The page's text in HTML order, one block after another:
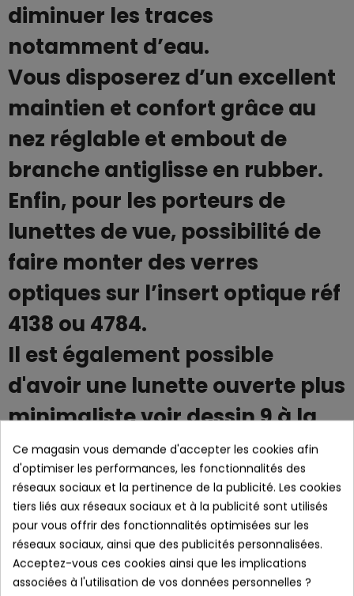
diminuer les traces
notamment d’eau.
Vous disposerez d’un excellent
maintien et confort grâce au
nez réglable et embout de
branche antiglisse en rubber.
Enfin, pour les porteurs de
lunettes de vue, possibilité de
faire monter des verres
optiques sur l’insert optique réf
4138 ou 4784.
Il est également possible
d'avoir une lunette ouverte plus
minimaliste voir dessin 9 à la
fin.
LES + PRODUITS :
- Écran cylindrique ultra couvrant.
- Écran de haute qualité 4 ventilations pour favoriser le flux d’air et
éviter la buée.
Ce magasin vous demande d'accepter les cookies afin
d'optimiser les performances, les fonctionnalités des
réseaux sociaux et la pertinence de la publicité. Les cookies
tiers liés aux réseaux sociaux et à la publicité sont utilisés
pour vous offrir des fonctionnalités optimisées sur les
réseaux sociaux, ainsi que des publicités personnalisées.
Acceptez-vous ces cookies ainsi que les implications
associées à l'utilisation de vos données personnelles ?